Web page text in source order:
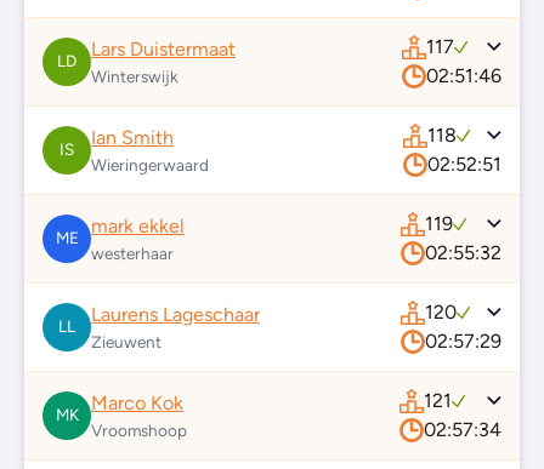
LD
Lars Duistermaat
Winterswijk
117
02:51:46
IS
Ian Smith
Wieringerwaard
118
02:52:51
ME
mark ekkel
westerhaar
119
02:55:32
LL
Laurens Lageschaar
Zieuwent
120
02:57:29
MK
Marco Kok
Vroomshoop
121
02:57:34